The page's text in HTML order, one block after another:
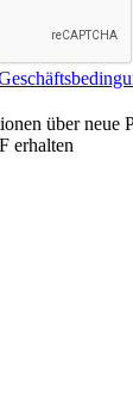
über neue
erhalten